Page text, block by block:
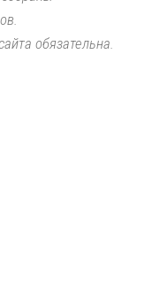
обязательна.